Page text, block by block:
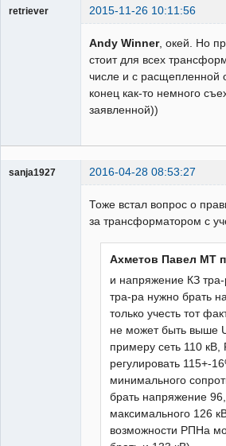
retriever 2015-11-26 10:11:56
Andy Winner, окей. Но
стоит для всех
числе и с расщепленной
конец как-то немного
заявленной))
sanja1927 2016-04-28 08:53:27
Тоже встал вопрос о
за трансформатором с
Ахметов Павел МТ
и напряжение КЗ
тра-ра нужно брать
только учесть тот
не может быть выше
примеру сеть 110
регулировать 115+-
минимального
брать напряжение
максимального 126
возможности РПНа